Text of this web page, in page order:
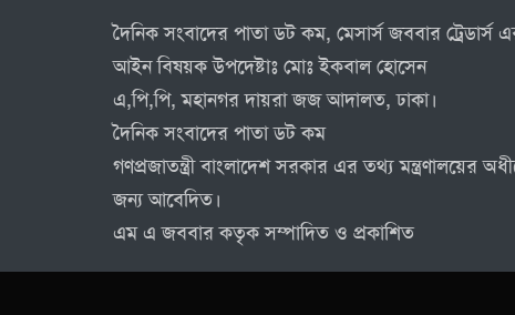
দৈনিক সংবাদের পাতা ডট কম, মেসার্স জববার ট্রেডার্স
আইন বিষয়ক উপদেষ্টাঃ মোঃ ইকবাল হোসেন
এ,পি,পি, মহানগর দায়রা জজ আদালত, ঢাকা।
দৈনিক সংবাদের পাতা ডট কম
গণপ্রজাতন্ত্রী বাংলাদেশ সরকার এর তথ্য মন্ত্রণালয়ের
জন্য আবেদিত।
এম এ জববার কতৃক সম্পাদিত ও প্রকাশিত